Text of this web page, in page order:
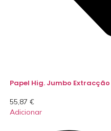
Papel Hig. Jumbo
55,87 €
Adicionar